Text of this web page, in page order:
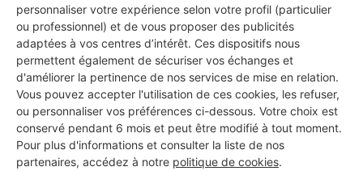
personnaliser votre expérience selon votre profil (particulier
ou professionnel) et de vous proposer des publicités
adaptées à vos centres d’intérêt. Ces dispositifs nous
permettent également de sécuriser vos échanges et
d'améliorer la pertinence de nos services de mise en relation.
Vous pouvez accepter l'utilisation de ces cookies, les refuser,
ou personnaliser vos préférences ci-dessous. Votre choix est
conservé pendant 6 mois et peut être modifié à tout moment.
Pour plus d'informations et consulter la liste de nos
partenaires, accédez à notre politique de cookies.
DEMANDER UN DEVIS